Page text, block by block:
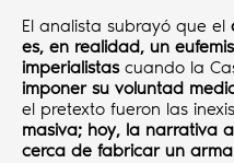
El analista subrayó que el
es, en realidad, un
imperialistascuando la
imponer su voluntad
el pretexto fueron las
masiva; hoy, la narrativa
cerca de fabricar un